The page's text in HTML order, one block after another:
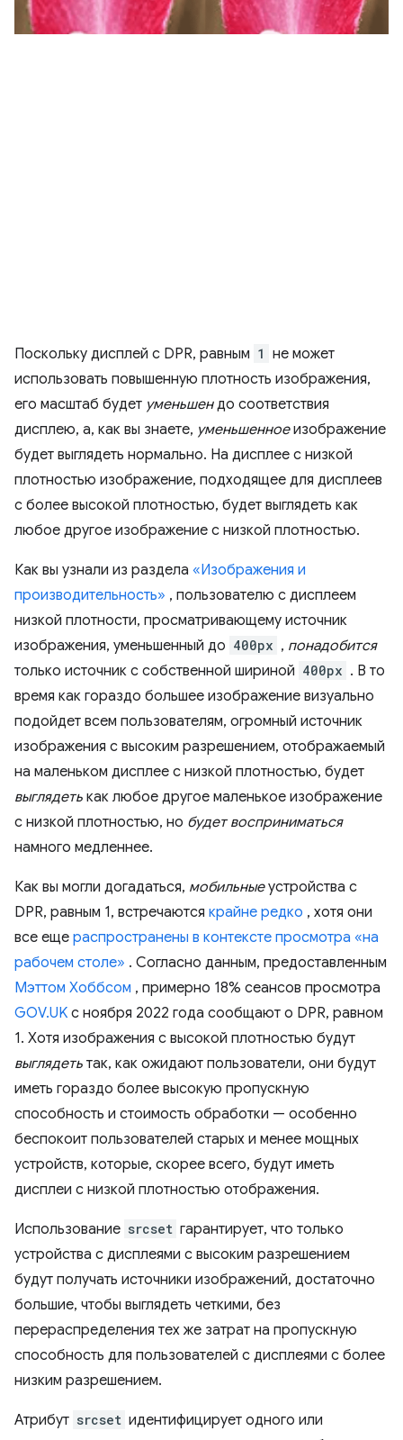
Поскольку дисплей с DPR, равным 1 не может
использовать повышенную плотность изображения,
его масштаб будет уменьшендо соответствия
дисплею, а, как вы знаете, уменьшенноеизображение
будет выглядеть нормально. На дисплее с низкой
плотностью изображение, подходящее для дисплеев
с более высокой плотностью, будет выглядеть как
любое другое изображение с низкой плотностью.
Как вы узнали из раздела «Изображения и
производительность» , пользователю с дисплеем
низкой плотности, просматривающему источник
изображения, уменьшенный до 400px , понадобится
только источник с собственной шириной 400px . В то
время как гораздо большее изображение визуально
подойдет всем пользователям, огромный источник
изображения с высоким разрешением, отображаемый
на маленьком дисплее с низкой плотностью, будет
выглядеть как любое другое маленькое изображение
с низкой плотностью, но будет восприниматься
намного медленнее.
Как вы могли догадаться, мобильныеустройства с
DPR, равным 1, встречаются крайне редко , хотя они
все еще распространены в контексте просмотра «на
рабочем столе» . Согласно данным, предоставленным
Мэттом Хоббсом , примерно 18% сеансов просмотра
GOV.UK с ноября 2022 года сообщают о DPR, равном
1. Хотя изображения с высокой плотностью будут
выглядеть так, как ожидают пользователи, они будут
иметь гораздо более высокую пропускную
способность и стоимость обработки — особенно
беспокоит пользователей старых и менее мощных
устройств, которые, скорее всего, будут иметь
дисплеи с низкой плотностью отображения.
Использование srcset гарантирует, что только
устройства с дисплеями с высоким разрешением
будут получать источники изображений, достаточно
большие, чтобы выглядеть четкими, без
перераспределения тех же затрат на пропускную
способность для пользователей с дисплеями с более
низким разрешением.
Атрибут srcset идентифицирует одного или